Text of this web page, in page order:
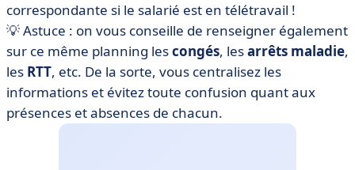
correspondante si le salarié est en télétravail !
💡 Astuce : on vous conseille de renseigner également
sur ce même planning lescongés, lesarrêts maladie,
les RTT, etc. De la sorte, vous centralisez les
informations et évitez toute confusion quant aux
présences et absences de chacun.